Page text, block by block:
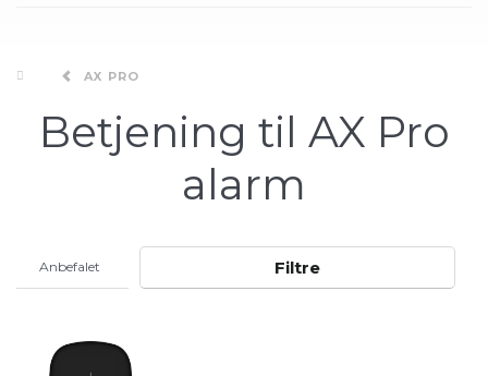
AX PRO
Betjening til AX Pro
alarm
Filtre